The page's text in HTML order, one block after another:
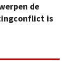
de
is